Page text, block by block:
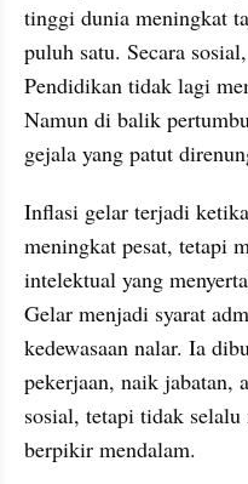
tinggi dunia meningkat
puluh satu. Secara
Pendidikan tidak lagi
Namun di balik
gejala yang patut
Inflasi gelar terjadi
meningkat pesat, tetapi
intelektual yang
Gelar menjadi syarat
kedewasaan nalar. Ia
pekerjaan, naik jabatan,
sosial, tetapi tidak
berpikir mendalam.